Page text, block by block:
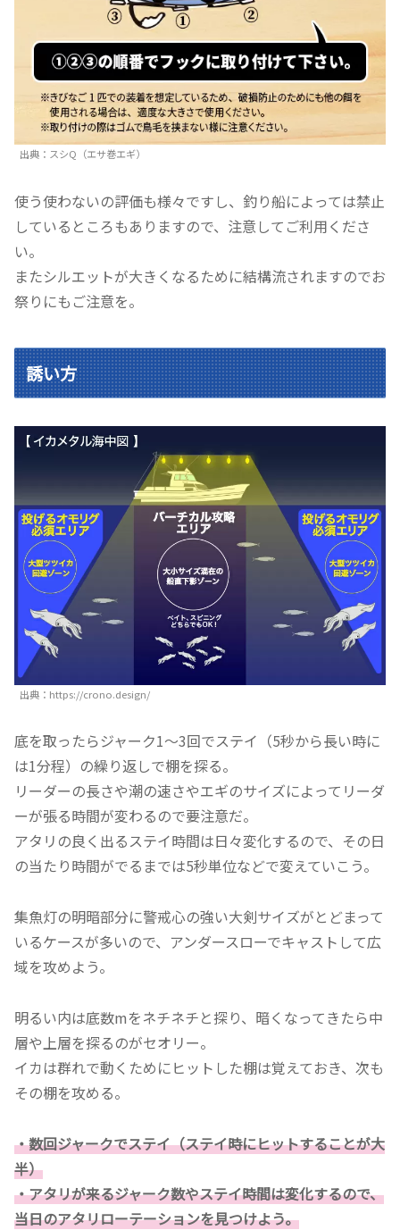
出典：スシQ（エサ巻エギ）
使う使わないの評価も様々ですし、釣り船によっては禁止
しているところもありますので、注意してご利用くださ
い。
またシルエットが大きくなるために結構流されますのでお
祭りにもご注意を。
誘い方
出典：https://crono.design/
底を取ったらジャーク1～3回でステイ（5秒から長い時に
は1分程）の繰り返しで棚を探る。
リーダーの長さや潮の速さやエギのサイズによってリーダ
ーが張る時間が変わるので要注意だ。
アタリの良く出るステイ時間は日々変化するので、その日
の当たり時間がでるまでは5秒単位などで変えていこう。
集魚灯の明暗部分に警戒心の強い大剣サイズがとどまって
いるケースが多いので、アンダースローでキャストして広
域を攻めよう。
明るい内は底数mをネチネチと探り、暗くなってきたら中
層や上層を探るのがセオリー。
イカは群れで動くためにヒットした棚は覚えておき、次も
その棚を攻める。
・数回ジャークでステイ（ステイ時にヒットすることが大
半）
・アタリが来るジャーク数やステイ時間は変化するので、
当日のアタリローテーションを見つけよう。